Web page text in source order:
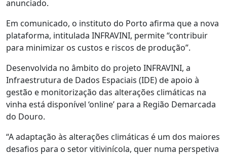
anunciado.
Em comunicado, o instituto do Porto afirma que a nova
plataforma, intitulada INFRAVINI, permite “contribuir
para minimizar os custos e riscos de produção”.
Desenvolvida no âmbito do projeto INFRAVINI, a
Infraestrutura de Dados Espaciais (IDE) de apoio à
gestão e monitorização das alterações climáticas na
vinha está disponível ‘online’ para a Região Demarcada
do Douro.
“A adaptação às alterações climáticas é um dos maiores
desafios para o setor vitivinícola, quer numa perspetiva